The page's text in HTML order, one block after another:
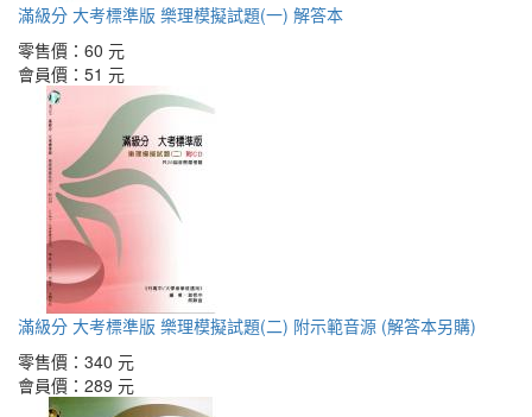
滿級分 大考標準版 樂理模擬試題(一) 解答本
零售價： 60 元
會員價： 51 元
滿級分 大考標準版 樂理模擬試題(二) 附示範音源 (解答本另購)
零售價： 340 元
會員價： 289 元